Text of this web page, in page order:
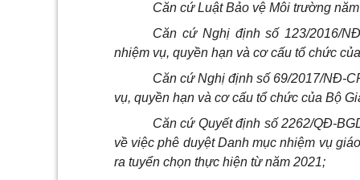
Căn cứ Luật Bảo vệ Môi trường
Căn cứ Nghị định số 123/2016/
nhiệm vụ, quyền hạn và cơ cấu tổ chức
Căn cứ Nghị định số 69/2017/NĐ-
vụ, quyền hạn và cơ cấu tổ chức của Bộ
Căn cứ Quyết định số 2262/QĐ-
về việc phê duyệt Danh mục nhiệm vụ
ra tuyển chọn thực hiện từ năm 2021;